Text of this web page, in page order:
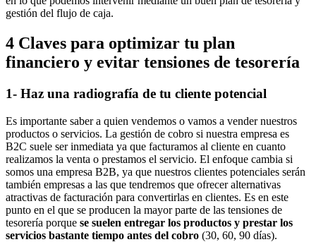
gestión del flujo de caja.
4 Claves para optimizar tu plan
financiero y evitar tensiones de tesorería
1- Haz una radiografía de tu cliente potencial
Es importante saber a quien vendemos o vamos a vender nuestros
productos o servicios. La gestión de cobro si nuestra empresa es
B2C suele ser inmediata ya que facturamos al cliente en cuanto
realizamos la venta o prestamos el servicio. El enfoque cambia si
somos una empresa B2B, ya que nuestros clientes potenciales serán
también empresas a las que tendremos que ofrecer alternativas
atractivas de facturación para convertirlas en clientes. Es en este
punto en el que se producen la mayor parte de las tensiones de
tesorería porque se suelen entregar los productos y prestar los
servicios bastante tiempo antes del cobro (30, 60, 90 días).